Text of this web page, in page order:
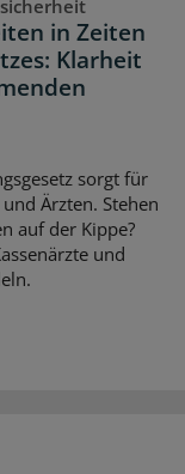
in Zeiten
Klarheit
sorgt für
Ärzten. Stehen
auf der Kippe?
und